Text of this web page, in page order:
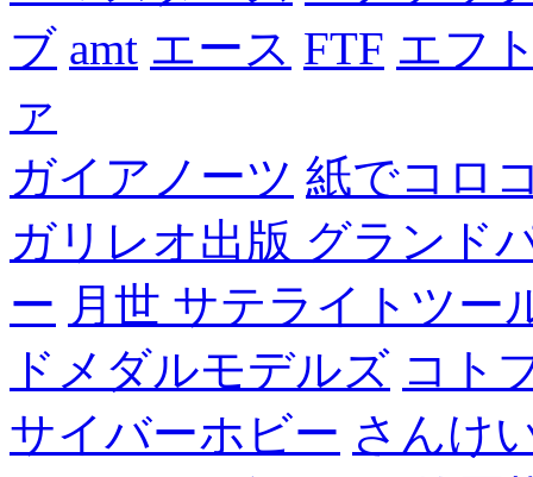
ブ amt エース FTF エフ
ァ
ガイアノーツ 紙でコロ
ガリレオ出版 グランド
ー 月世 サテライトツー
ドメダルモデルズ コト
サイバーホビー さんけ